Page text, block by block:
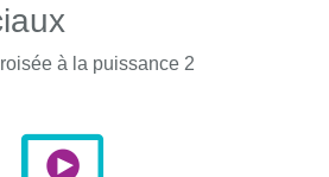
à la puissance 2